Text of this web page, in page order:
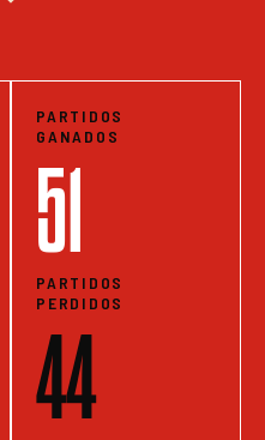
PARTIDOS
GANADOS
51
PARTIDOS
PERDIDOS
44